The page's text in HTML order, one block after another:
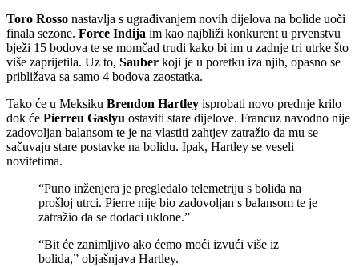
Toro Rosso nastavlja s ugrađivanjem novih dijelova na bolide uoči
finala sezone. Force Indija im kao najbliži konkurent u prvenstvu
bježi 15 bodova te se momčad trudi kako bi im u zadnje tri utrke što
više zaprijetila. Uz to, Sauber koji je u poretku iza njih, opasno se
približava sa samo 4 bodova zaostatka.
Tako će u Meksiku Brendon Hartley isprobati novo prednje krilo
dok će Pierreu Gaslyu ostaviti stare dijelove. Francuz navodno nije
zadovoljan balansom te je na vlastiti zahtjev zatražio da mu se
sačuvaju stare postavke na bolidu. Ipak, Hartley se veseli
novitetima.
“Puno inženjera je pregledalo telemetriju s bolida na
prošloj utrci. Pierre nije bio zadovoljan s balansom te je
zatražio da se dodaci uklone.”
“Bit će zanimljivo ako ćemo moći izvući više iz
bolida,” objašnjava Hartley.